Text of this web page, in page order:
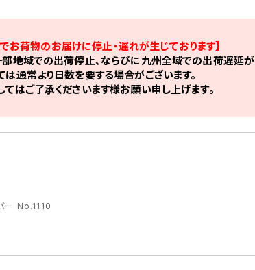
お荷物のお届けに停止・遅れが生じております】
地域での出荷停止、ならびに九州全域での出荷遅延が
は通常より日数を要する場合がございます。
てはご了承くださいます様お願い申し上げます。
ー No.1110